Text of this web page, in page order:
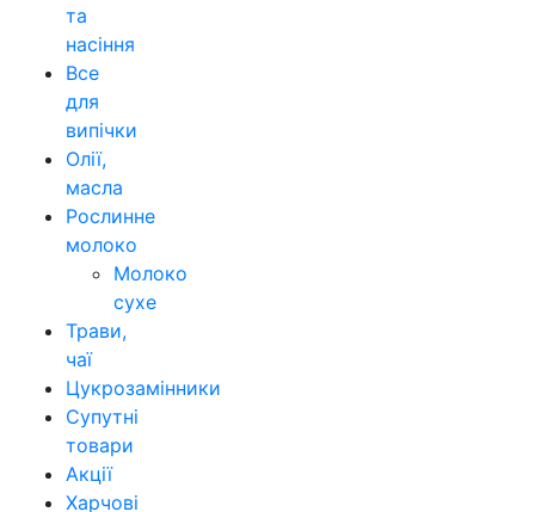
та
насіння
Все
для
випічки
Олії,
масла
Рослинне
молоко
Молоко
сухе
Трави,
чаї
Цукрозамінники
Супутні
товари
Акції
Харчові